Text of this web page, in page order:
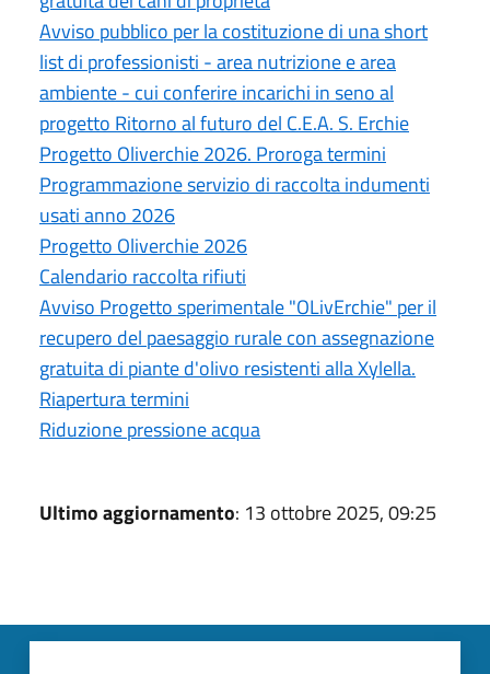
Avviso pubblico per la costituzione di una short
list di professionisti - area nutrizione e area
ambiente - cui conferire incarichi in seno al
progetto Ritorno al futuro del C.E.A. S. Erchie
Progetto Oliverchie 2026. Proroga termini
Programmazione servizio di raccolta indumenti
usati anno 2026
Progetto Oliverchie 2026
Calendario raccolta rifiuti
Avviso Progetto sperimentale "OLivErchie" per il
recupero del paesaggio rurale con assegnazione
gratuita di piante d'olivo resistenti alla Xylella.
Riapertura termini
Riduzione pressione acqua
Ultimo aggiornamento: 13 ottobre 2025, 09:25